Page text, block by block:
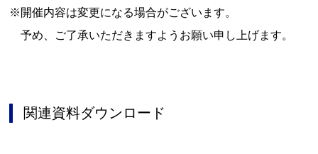
※開催内容は変更になる場合がございます。
予め、ご了承いただきますようお願い申し上げます。
関連資料ダウンロード